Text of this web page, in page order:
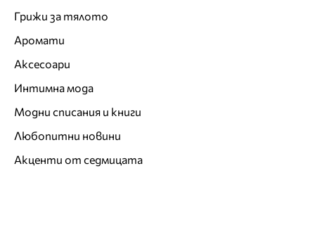
Грижи за тялото
Аромати
Аксесоари
Интимна мода
Модни списания и книги
Любопитни новини
Акценти от седмицата